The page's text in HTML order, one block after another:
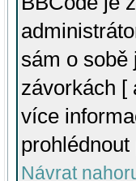
sám o sobě
závorkách [
více
Návrat